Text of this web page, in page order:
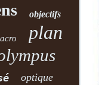
objectifs
plan
optique